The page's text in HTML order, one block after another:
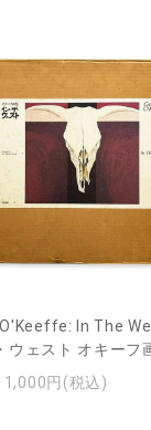
In The
ウェスト オキーフ
円(税込)